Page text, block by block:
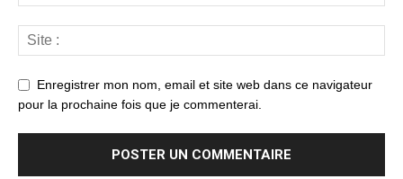
Enregistrer mon nom, email et site web dans ce navigateur
pour la prochaine fois que je commenterai.